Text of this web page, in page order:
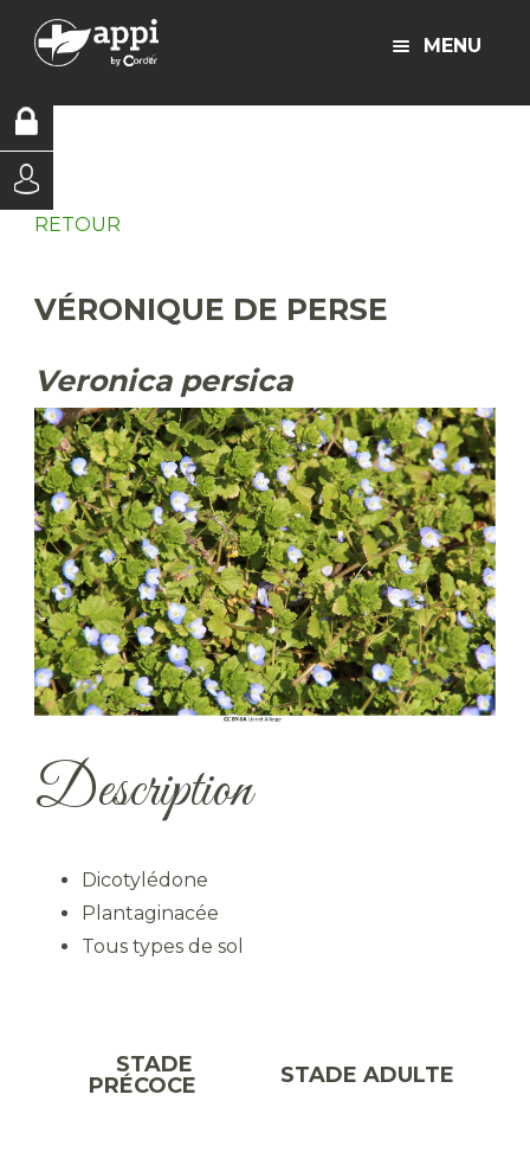
MENU
RETOUR
VÉRONIQUE DE PERSE
Veronica persica
Description
Dicotylédone
Plantaginacée
Tous types de sol
STADE
PRÉCOCE
STADE ADULTE